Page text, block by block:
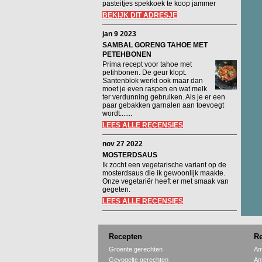
pasteitjes spekkoek te koop jammer
BEKIJK DIT ADRESJE
jan 9 2023
SAMBAL GORENG TAHOE MET
PETEHBONEN
Prima recept voor tahoe met
petihbonen. De geur klopt.
Santenblok werkt ook maar dan
moet je even raspen en wat melk
ter verdunning gebruiken. Als je er een
paar gebakken garnalen aan toevoegt
wordt.......
LEES ALLE RECENSIES
nov 27 2022
MOSTERDSAUS
Ik zocht een vegetarische variant op de
mosterdsaus die ik gewoonlijk maakte.
Onze vegetariër heeft er met smaak van
gegeten.
LEES ALLE RECENSIES
Recepten
Groente gerechten
Gevogelte gerechten